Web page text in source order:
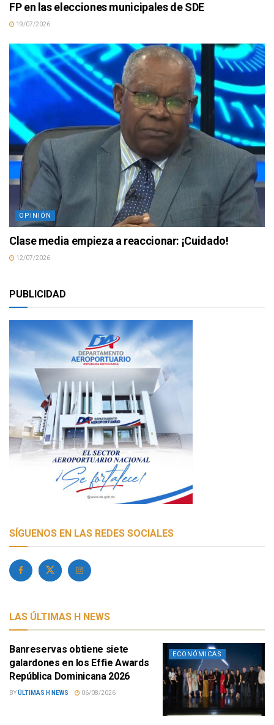
FP en las elecciones municipales de SDE
19/07/2026
OPINIÓN
Clase media empieza a reaccionar: ¡Cuidado!
12/07/2026
PUBLICIDAD
SÍGUENOS EN LAS REDES SOCIALES
LAS ÚLTIMAS H NEWS
ECONÓMICAS
Banreservas obtiene siete
galardones en los Effie Awards
República Dominicana 2026
BYÚLTIMAS H NEWS 06/08/2026